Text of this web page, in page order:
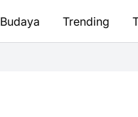
Budaya Trending